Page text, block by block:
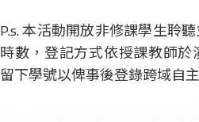
P.s. 本活動開放非修課學生聆
時數，登記方式依授課教師
留下學號以俾事後登錄跨域自